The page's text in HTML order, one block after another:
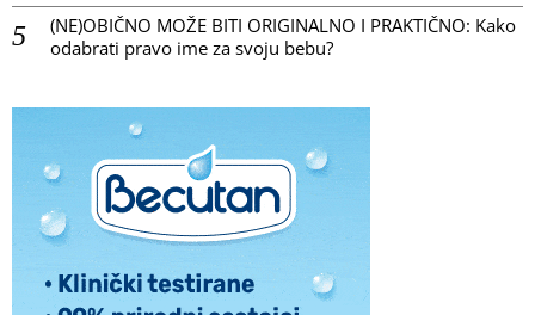
(NE)OBIČNO MOŽE BITI ORIGINALNO I PRAKTIČNO: Kako
odabrati pravo ime za svoju bebu?